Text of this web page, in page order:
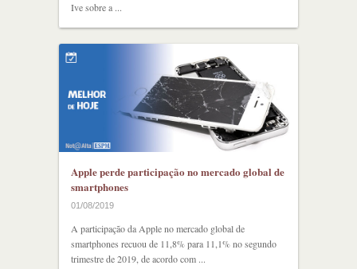
Ive sobre a ...
Apple perde participação no mercado global de
smartphones
01/08/2019
A participação da Apple no mercado global de
smartphones recuou de 11,8% para 11,1% no segundo
trimestre de 2019, de acordo com ...